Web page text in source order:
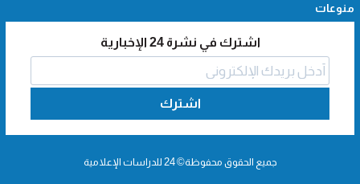
منوعات
اشترك في نشرة 24 الإخبارية
اشترك
جميع الحقوق محفوظة© 24 للدراسات الإعلامية